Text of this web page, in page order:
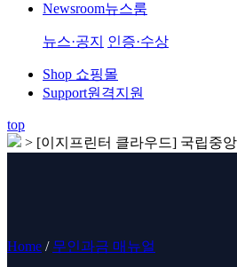
Newsroom뉴스룸
뉴스·공지 인증·수상
Shop 쇼핑몰
Support원격지원
top
> [이지프린터 클라우드] 국립중
Home / 무인과금 매뉴얼